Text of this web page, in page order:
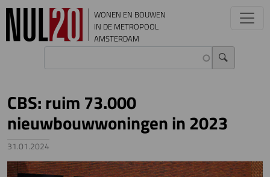
Overslaan en naar de inhoud gaan
WONEN EN BOUWEN
IN DE METROPOOL
AMSTERDAM
CBS: ruim 73.000
nieuwbouwwoningen in 2023
31.01.2024
Image